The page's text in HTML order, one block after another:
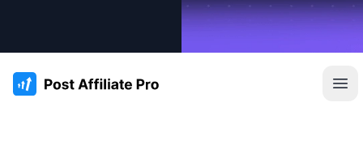
:site.title